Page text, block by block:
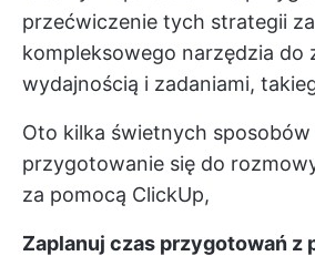
przećwiczenie tych strategii
kompleksowego narzędzia do
wydajnością i zadaniami,
Oto kilka świetnych sposobów
przygotowanie się do
za pomocą ClickUp,
Zaplanuj czas przygotowań z